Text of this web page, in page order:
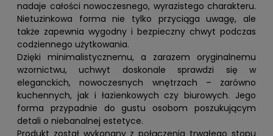
nadaje całości nowoczesnego, wyrazistego charakteru.
Nietuzinkowa forma nie tylko przyciąga uwagę, ale
także zapewnia wygodny i bezpieczny chwyt podczas
codziennego użytkowania.
Dzięki minimalistycznemu, a zarazem oryginalnemu
wzornictwu, uchwyt doskonale sprawdzi się w
eleganckich, nowoczesnych wnętrzach – zarówno
kuchennych, jak i łazienkowych czy biurowych. Jego
forma przypadnie do gustu osobom poszukującym
detali o niebanalnej estetyce.